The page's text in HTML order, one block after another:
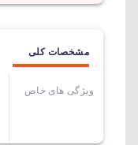
مشخصات کلی
ویژگی های خاص